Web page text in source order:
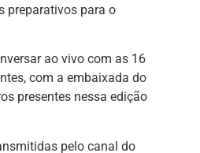
preparativos para o
ao vivo com as 16
com a embaixada do
presentes nessa edição
pelo canal do